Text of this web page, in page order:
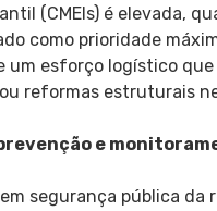
(CMEIs) é elevada,
como prioridade
um esforço logístico
reformas estruturais
e
segurança pública